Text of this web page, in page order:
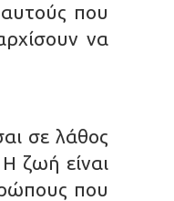
που
να
σε λάθος
ζωή είναι
που